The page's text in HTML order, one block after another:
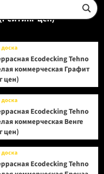
Tehno Полнотелая
цен)
доска
Ecodecking Tehno
коммерческая Графит
цен)
доска
Ecodecking Tehno
коммерческая Венге
цен)
доска
Ecodecking Tehno